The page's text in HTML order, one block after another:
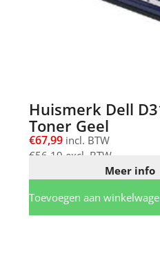
Huismerk Dell
Toner Geel
€67,99 incl. BTW
€56,19 excl. BTW
Meer info
Toevoegen aan